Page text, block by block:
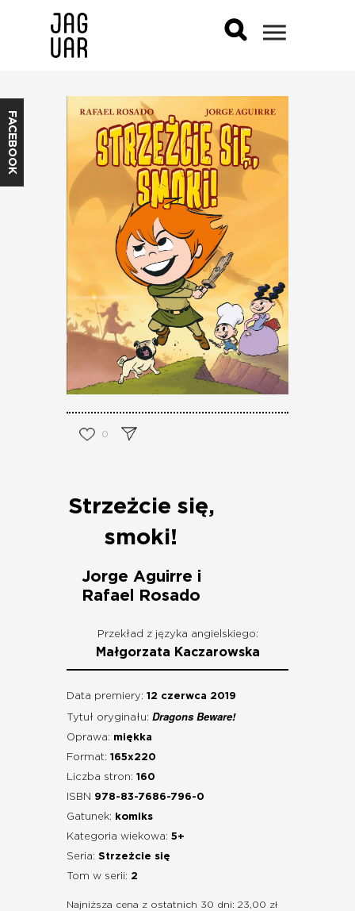
FACEBOOK
0
Strzeżcie się,
smoki!
Jorge Aguirre i
Rafael Rosado
Przekład z języka angielskiego:
Małgorzata Kaczarowska
Data premiery: 12 czerwca 2019
Tytuł oryginału: Dragons Beware!
Oprawa: miękka
Format: 165x220
Liczba stron: 160
ISBN 978-83-7686-796-0
Gatunek:
komiks
Kategoria wiekowa: 5+
Seria: Strzeżcie się
Tom w serii: 2
Najniższa cena z ostatnich 30 dni: 23,00 zł